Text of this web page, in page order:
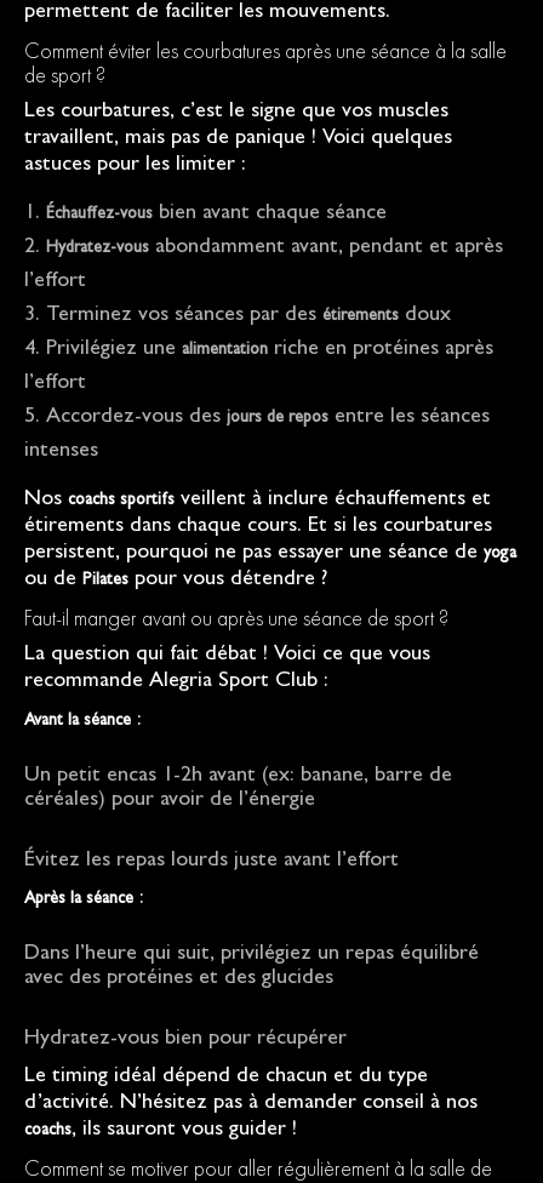
permettent de faciliter les mouvements.
Comment éviter les courbatures après une séance à la salle
de sport ?
Les courbatures, c’est le signe que vos muscles
travaillent, mais pas de panique ! Voici quelques
astuces pour les limiter :
Échauffez-vous bien avant chaque séance
Hydratez-vous abondamment avant, pendant et après
l’effort
Terminez vos séances par des étirements doux
Privilégiez une alimentation riche en protéines après
l’effort
Accordez-vous des jours de repos entre les séances
intenses
Nos coachs sportifs veillent à inclure échauffements et
étirements dans chaque cours. Et si les courbatures
persistent, pourquoi ne pas essayer une séance de yoga
ou de Pilates pour vous détendre ?
Faut-il manger avant ou après une séance de sport ?
La question qui fait débat ! Voici ce que vous
recommande Alegria Sport Club :
Avant la séance :
Un petit encas 1-2h avant (ex: banane, barre de
céréales) pour avoir de l’énergie
Évitez les repas lourds juste avant l’effort
Après la séance :
Dans l’heure qui suit, privilégiez un repas équilibré
avec des protéines et des glucides
Hydratez-vous bien pour récupérer
Le timing idéal dépend de chacun et du type
d’activité. N’hésitez pas à demander conseil à nos
coachs, ils sauront vous guider !
Comment se motiver pour aller régulièrement à la salle de